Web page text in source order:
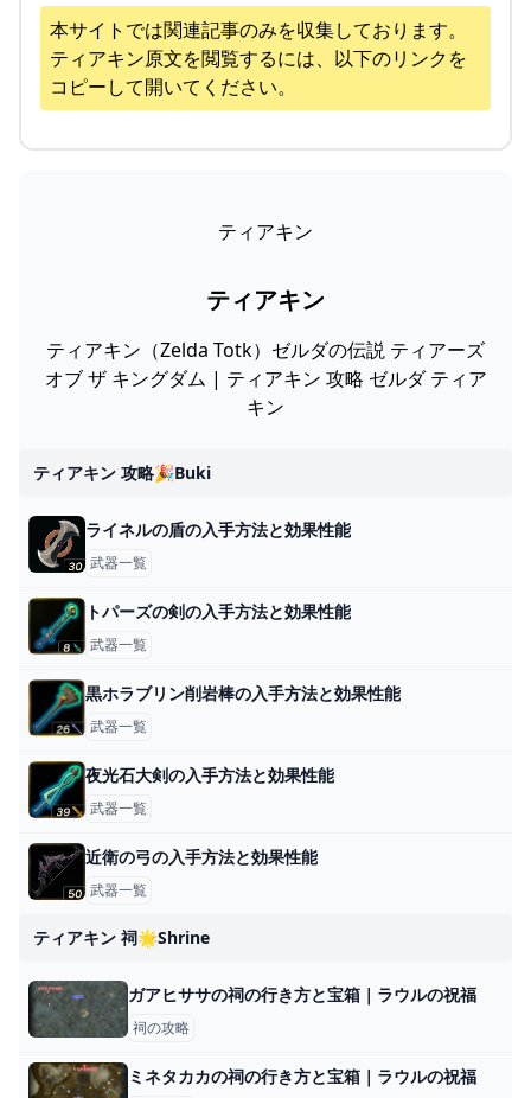
本サイトでは関連記事のみを収集しております。
ティアキン原文を閲覧するには、以下のリンクを
コピーして開いてください。
ティアキン
ティアキン
ティアキン（Zelda Totk）ゼルダの伝説 ティアーズ
オブ ザ キングダム | ティアキン 攻略 ゼルダ ティア
キン
ティアキン 攻略🎉buki
ライネルの盾の入手方法と効果性能
武器一覧
トパーズの剣の入手方法と効果性能
武器一覧
黒ホラブリン削岩棒の入手方法と効果性能
武器一覧
夜光石大剣の入手方法と効果性能
武器一覧
近衛の弓の入手方法と効果性能
武器一覧
ティアキン 祠🌟shrine
ガアヒササの祠の行き方と宝箱｜ラウルの祝福
祠の攻略
ミネタカカの祠の行き方と宝箱｜ラウルの祝福